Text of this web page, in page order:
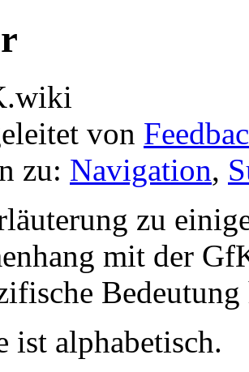
von
zu: Navigation,
zu
mit der
Bedeutung
ist alphabetisch.